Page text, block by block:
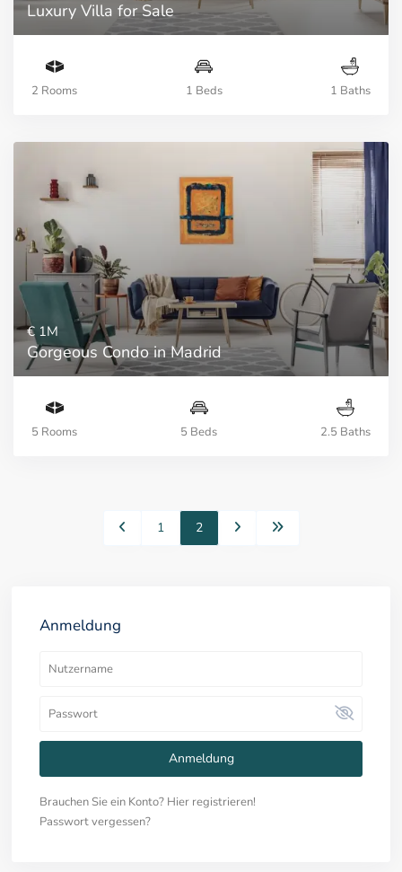
Luxury Villa for Sale
2 Rooms 1 Beds 1 Baths
€ 1M
Gorgeous Condo in Madrid
5 Rooms 5 Beds 2.5 Baths
1 2
Anmeldung
Anmeldung
Brauchen Sie ein Konto? Hier registrieren!
Passwort vergessen?